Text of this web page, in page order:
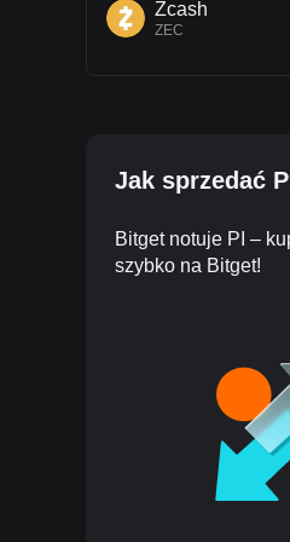
Zcash
ZEC
Jak sprzedać
Bitget notuje PI –
szybko na Bitget!